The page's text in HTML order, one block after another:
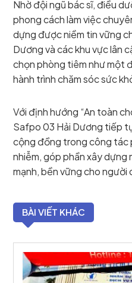
Nhờ đội ngũ bác sĩ, điều
phong cách làm việc
dựng được niềm tin vững
Dương và các khu vực lân
chọn phòng tiêm như một
hành trình chăm sóc sức
Với định hướng “An toàn
Safpo 03 Hải Dương tiếp
cộng đồng trong công tác
nhiễm, góp phần xây
mạnh, bền vững cho người
BÀI VIẾT KHÁC